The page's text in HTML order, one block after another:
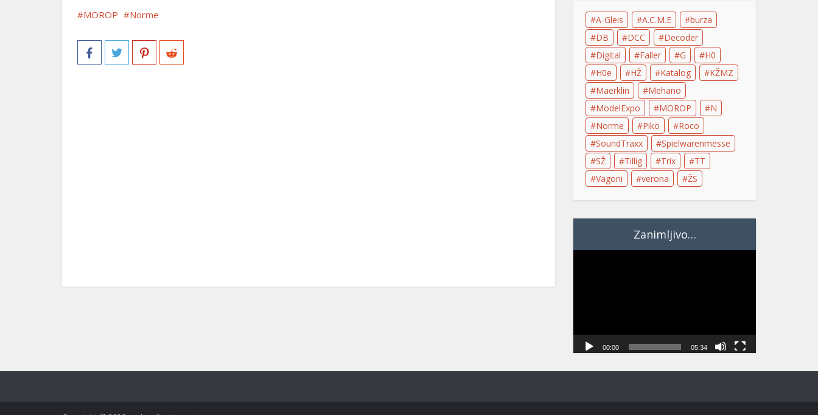
MOROP Norme A-Gleis A.C.M.E
burza
DB
DCC
Decoder
Digital
Faller G
H0
H0e
HŽ Katalog
KŽMZ
Maerklin
Mehano
ModelExpo
MOROP
N
Norme
Piko
Roco
SoundTraxx
Spielwarenmesse
SŽ
Tillig Trix
TT
Vagoni
verona ŽS
Zanimljivo…
00:00 05:34